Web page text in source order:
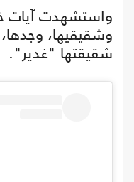
واستشهدت آيات
وشقيقيها،
شقيقتها "غدير".